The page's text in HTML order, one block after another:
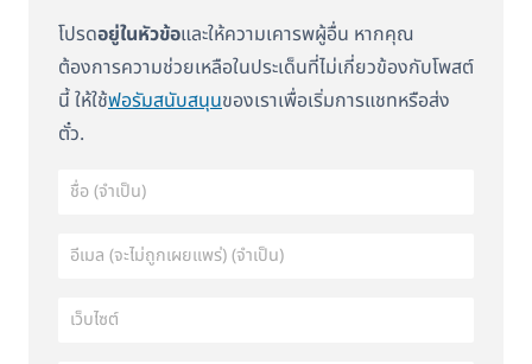
โปรดอยู่ในหัวข้อและให้ความเคารพผู้อื่น หากคุณ
ต้องการความช่วยเหลือในประเด็นที่ไม่เกี่ยวข้องกับโพสต์
นี้ ให้ใช้ฟอรัมสนับสนุนของเราเพื่อเริ่มการแชทหรือส่ง
ตั๋ว.